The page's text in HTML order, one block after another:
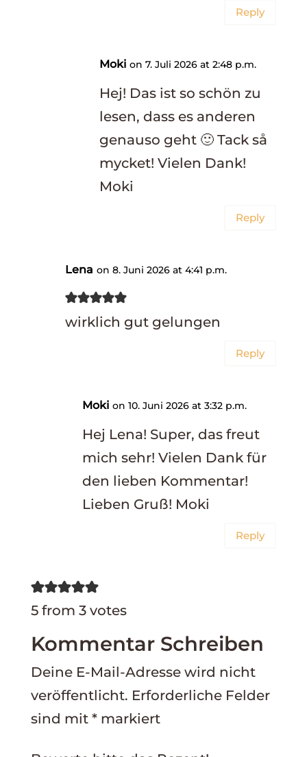
Reply
Moki on 7. Juli 2026 at 2:48 p.m.
Hej! Das ist so schön zu
lesen, dass es anderen
genauso geht 🙂 Tack så
mycket! Vielen Dank!
Moki
Reply
Lena on 8. Juni 2026 at 4:41 p.m.
wirklich gut gelungen
Reply
Moki on 10. Juni 2026 at 3:32 p.m.
Hej Lena! Super, das freut
mich sehr! Vielen Dank für
den lieben Kommentar!
Lieben Gruß! Moki
Reply
5 from 3 votes
Kommentar Schreiben
Deine E-Mail-Adresse wird nicht
veröffentlicht. Erforderliche Felder
sind mit *markiert